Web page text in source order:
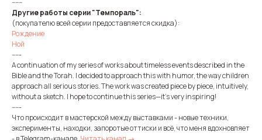
------
Другие работы серии "Темпораль":
(покупателю всей серии предоставляется скидка):
Рождение
Ной
-----
A continuation of my series of works about timeless events described in the
Bible and the Torah. I decided to approach this with humor, the way children
approach all serious stories. The work was created piece by piece, intuitively,
without a sketch. I hope to continue this series—it's very inspiring!
-----
Что происходит в мастерской между выставками - новые техники,
эксперименты, находки, запоротые оттиски и всё, что меня вдохновляет